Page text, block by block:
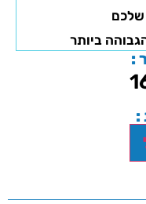
שלכם
ביותר
:
: